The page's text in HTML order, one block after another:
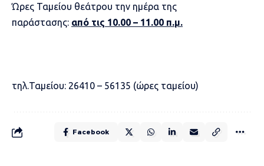
Ώρες Ταμείου θεάτρου την ημέρα της
παράστασης: από τις 10.00 – 11.00 π.μ.
τηλ.Ταμείου: 26410 – 56135 (ώρες ταμείου)
Facebook